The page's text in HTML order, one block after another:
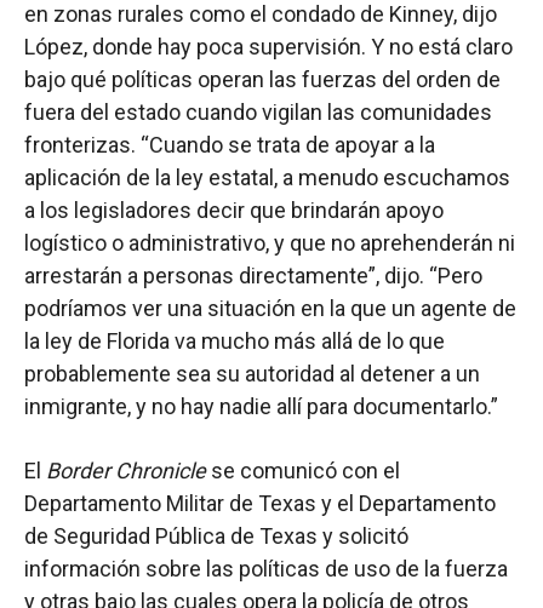
en zonas rurales como el condado de Kinney, dijo
López, donde hay poca supervisión. Y no está claro
bajo qué políticas operan las fuerzas del orden de
fuera del estado cuando vigilan las comunidades
fronterizas. “Cuando se trata de apoyar a la
aplicación de la ley estatal, a menudo escuchamos
a los legisladores decir que brindarán apoyo
logístico o administrativo, y que no aprehenderán ni
arrestarán a personas directamente”, dijo. “Pero
podríamos ver una situación en la que un agente de
la ley de Florida va mucho más allá de lo que
probablemente sea su autoridad al detener a un
inmigrante, y no hay nadie allí para documentarlo.”
El Border Chroniclese comunicó con el
Departamento Militar de Texas y el Departamento
de Seguridad Pública de Texas y solicitó
información sobre las políticas de uso de la fuerza
y otras bajo las cuales opera la policía de otros